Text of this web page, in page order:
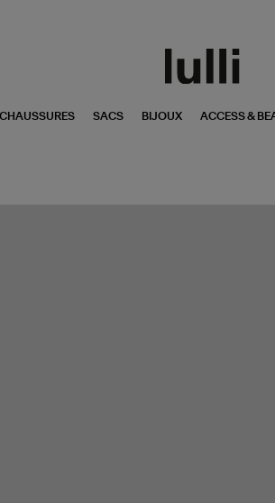
CHAUSSURES SACS BIJOUX ACCESS &